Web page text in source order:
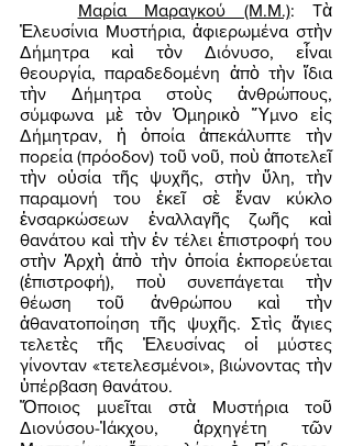
Μαρία Μαραγκού (Μ.Μ.): Τὰ
Ἐλευσίνια Μυστήρια, ἀφιερωμένα στὴν
Δήμητρα καὶ τὸν Διόνυσο, εἶναι
θεουργία, παραδεδομένη ἀπὸ τὴν ἴδια
τὴν Δήμητρα στοὺς ἀνθρώπους,
σύμφωνα μὲ τὸν Ὁμηρικὸ Ὕμνο εἰς
Δήμητραν, ἡ ὁποία ἀπεκάλυπτε τὴν
πορεία (πρόοδον) τοῦ νοῦ, ποὺ ἀποτελεῖ
τὴν οὐσία τῆς ψυχῆς, στὴν ὕλη, τὴν
παραμονή του ἐκεῖ σὲ ἕναν κύκλο
ἐνσαρκώσεων ἐναλλαγῆς ζωῆς καὶ
θανάτου καὶ τὴν ἐν τέλει ἐπιστροφή του
στὴν Ἀρχὴ ἀπὸ τὴν ὁποία ἐκπορεύεται
(ἐπιστροφή), ποὺ συνεπάγεται τὴν
θέωση τοῦ ἀνθρώπου καὶ τὴν
ἀθανατοποίηση τῆς ψυχῆς. Στὶς ἅγιες
τελετὲς τῆς Ἐλευσίνας οἱ μύστες
γίνονταν «τετελεσμένοι», βιώνοντας τὴν
ὑπέρβαση θανάτου.
Ὅποιος μυεῖται στὰ Μυστήρια τοῦ
Διονύσου-Ἰάκχου, ἀρχηγέτη τῶν